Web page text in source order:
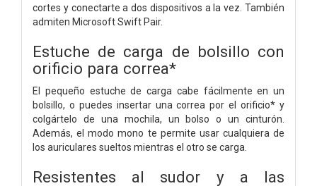
cortes y conectarte a dos dispositivos a la vez. También
admiten Microsoft Swift Pair.
Estuche de carga de bolsillo con
orificio para correa*
El pequeño estuche de carga cabe fácilmente en un
bolsillo, o puedes insertar una correa por el orificio* y
colgártelo de una mochila, un bolso o un cinturón.
Además, el modo mono te permite usar cualquiera de
los auriculares sueltos mientras el otro se carga.
Resistentes al sudor y a las